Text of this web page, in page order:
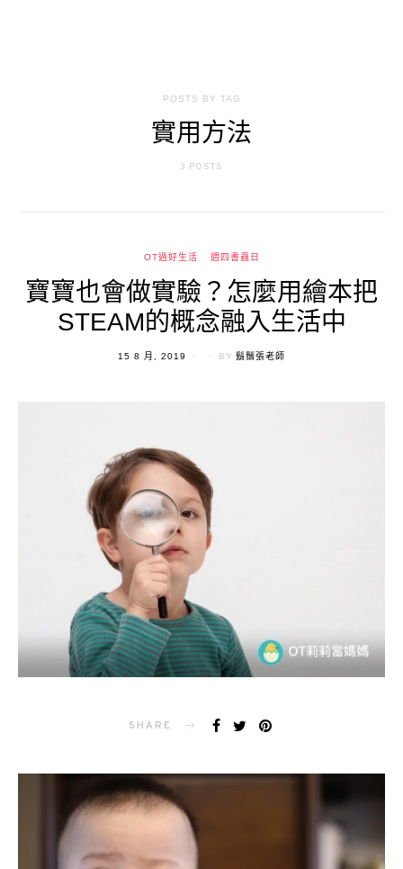
POSTS BY TAG
實用方法
3 POSTS
OT過好生活 週四書蟲日
寶寶也會做實驗？怎麼用繪本把
STEAM的概念融入生活中
POSTED
15 8 月, 2019 BY 鬍鬚張老師
SHARE